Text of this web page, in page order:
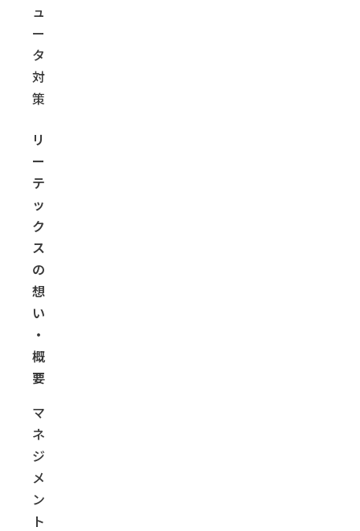
ュ
ー
タ
対
策
リ
ー
テ
ッ
ク
ス
の
想
い
・
概
要
マ
ネ
ジ
メ
ン
ト